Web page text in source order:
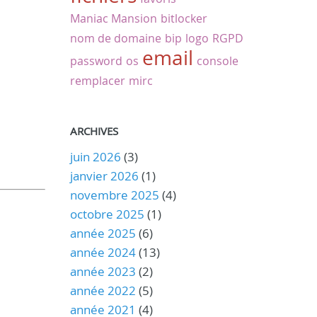
Maniac Mansion bitlocker
nom de domaine bip logo RGPD
password os email console
remplacer mirc
ARCHIVES
juin 2026 (3)
janvier 2026 (1)
novembre 2025 (4)
octobre 2025 (1)
année 2025 (6)
année 2024(13)
année 2023 (2)
année 2022 (5)
année 2021 (4)